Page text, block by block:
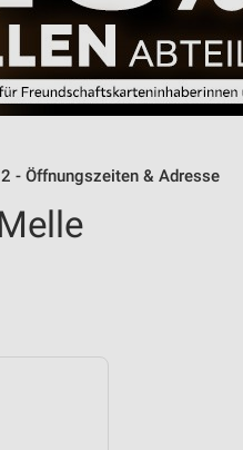
- Öffnungszeiten & Adresse